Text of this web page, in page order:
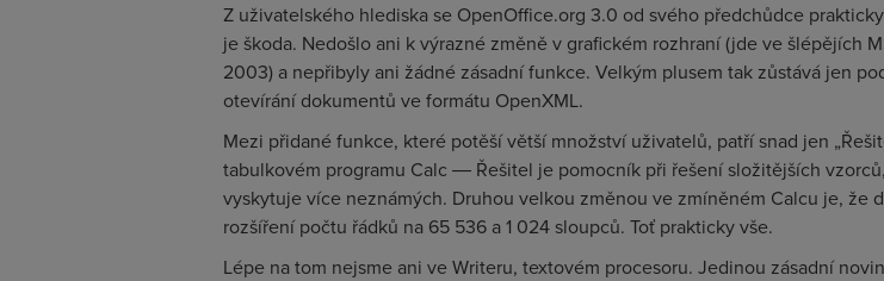
Z uživatelského hlediska se OpenOffice.org 3.0 od svého předchůdce
je škoda. Nedošlo ani k výrazné změně v grafickém rozhraní (jde ve šlépějích
2003) a nepřibyly ani žádné zásadní funkce. Velkým plusem tak zůstává jen
otevírání dokumentů ve formátu OpenXML.
Mezi přidané funkce, které potěší větší množství uživatelů, patří snad jen
tabulkovém programu Calc ― Řešitel je pomocník při řešení složitějších
vyskytuje více neznámých. Druhou velkou změnou ve zmíněném Calcu je, že
rozšíření počtu řádků na 65 536 a 1 024 sloupců. Toť prakticky vše.
Lépe na tom nejsme ani ve Writeru, textovém procesoru. Jedinou zásadní